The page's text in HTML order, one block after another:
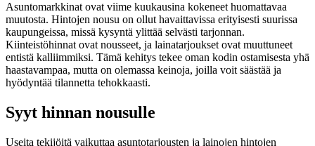
Asuntomarkkinat ovat viime kuukausina kokeneet huomattavaa
muutosta. Hintojen nousu on ollut havaittavissa erityisesti suurissa
kaupungeissa, missä kysyntä ylittää selvästi tarjonnan.
Kiinteistöhinnat ovat nousseet, ja lainatarjoukset ovat muuttuneet
entistä kalliimmiksi. Tämä kehitys tekee oman kodin ostamisesta yhä
haastavampaa, mutta on olemassa keinoja, joilla voit säästää ja
hyödyntää tilannetta tehokkaasti.
Syyt hinnan nousulle
Useita tekijöitä vaikuttaa asuntotarjousten ja lainojen hintojen